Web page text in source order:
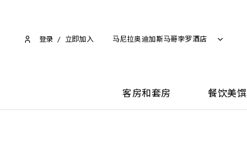
登录 / 立即加入​ 马尼拉奥迪加斯马哥孛罗酒店
客房和套房 餐饮美馔